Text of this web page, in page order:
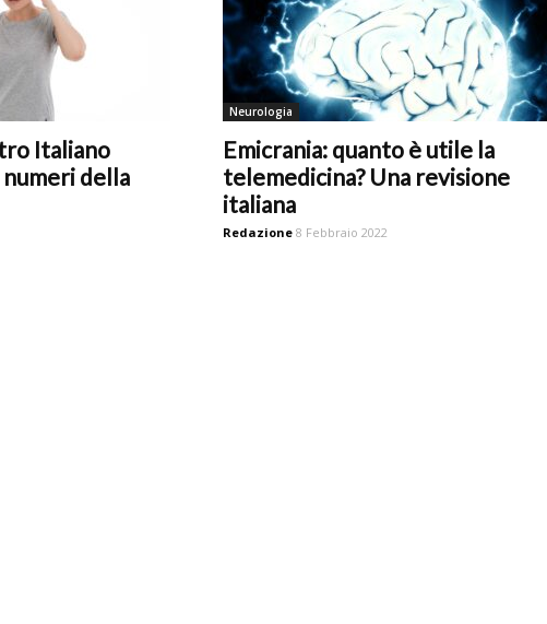
Italiano
numeri della
Neurologia
Emicrania: quanto è utile la
telemedicina? Una revisione
italiana
Redazione 8 Febbraio 2022